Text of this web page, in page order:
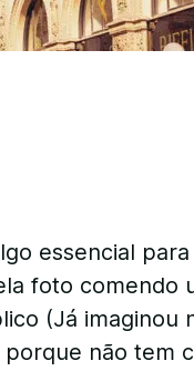
essencial
foto comendo
(Já imaginou
não tem